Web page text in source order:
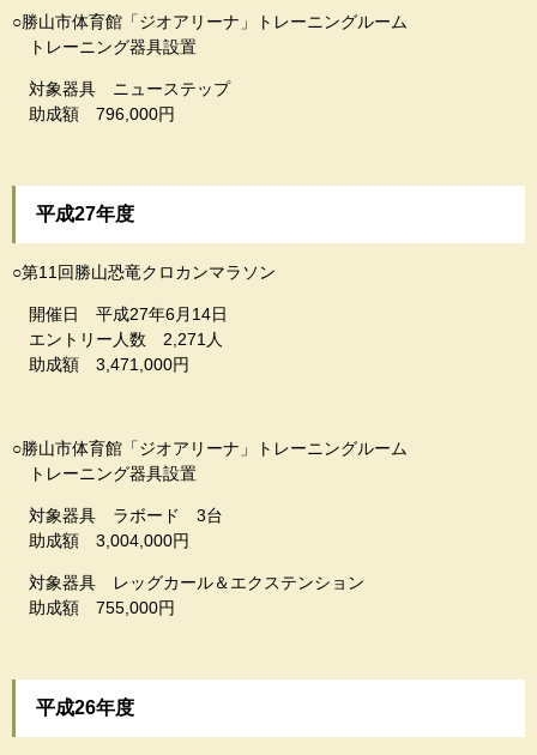
○勝山市体育館「ジオアリーナ」トレーニングルーム
トレーニング器具設置
対象器具 ニューステップ
助成額 796,000円
平成27年度
○第11回勝山恐竜クロカンマラソン
開催日 平成27年6月14日
エントリー人数 2,271人
助成額 3,471,000円
○勝山市体育館「ジオアリーナ」トレーニングルーム
トレーニング器具設置
対象器具 ラボード 3台
助成額 3,004,000円
対象器具 レッグカール＆エクステンション
助成額 755,000円
平成26年度